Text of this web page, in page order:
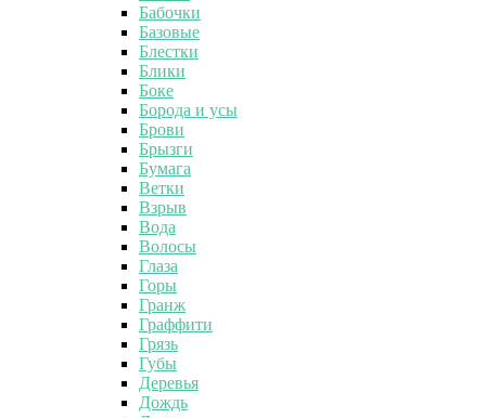
Бабочки
Базовые
Блестки
Блики
Боке
Борода и усы
Брови
Брызги
Бумага
Ветки
Взрыв
Вода
Волосы
Глаза
Горы
Гранж
Граффити
Грязь
Губы
Деревья
Дождь